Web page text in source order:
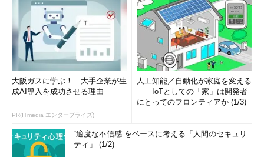
大阪ガスに学ぶ！ 大手企業が生
成AI導入を成功させる理由
PR(ITmedia エンタープライズ)
人工知能／自動化が家庭を変える
――IoTとしての「家」は開発者
にとってのフロンティアか (1/3)
“適度な不信感”をベースに考える「人間のセキュリ
ティ」 (1/2)